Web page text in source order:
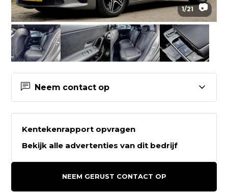
1/21 📷
Neem contact op
Contactgegevens Auto2go
Auto2go
Kentekenrapport opvragen
Bekijk alle advertenties van dit bedrijf
NEEM GERUST CONTACT OP